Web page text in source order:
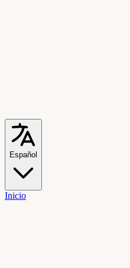
Español
Inicio